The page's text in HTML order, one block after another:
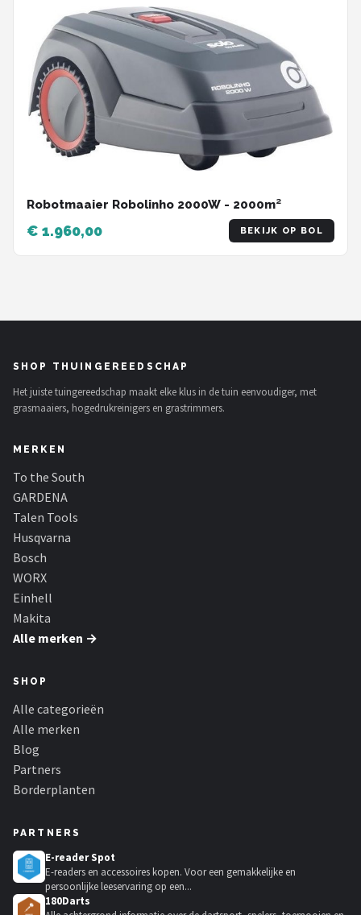
Robotmaaier Robolinho 2000W - 2000m²
€ 1.960,00 BEKIJK OP BOL
SHOP THUINGEREEDSCHAP
Het juiste tuingereedschap maakt elke klus in de tuin eenvoudiger, met
grasmaaiers, hogedrukreinigers en grastrimmers.
MERKEN
To the South
GARDENA
Talen Tools
Husqvarna
Bosch
WORX
Einhell
Makita
Alle merken →
SHOP
Alle categorieën
Alle merken
Blog
Partners
Borderplanten
PARTNERS
E-reader Spot
E-readers en accessoires kopen. Voor een gemakkelijke en
persoonlijke leeservaring op een...
180Darts